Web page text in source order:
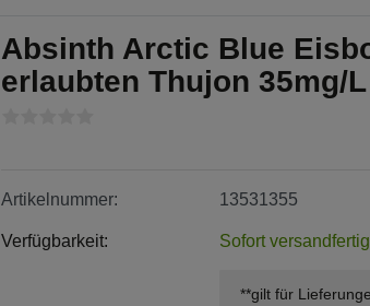
Absinth Arctic Blue
erlaubten Thujon 35mg/L
Artikelnummer: 13531355
Verfügbarkeit: Sofort
**gilt für